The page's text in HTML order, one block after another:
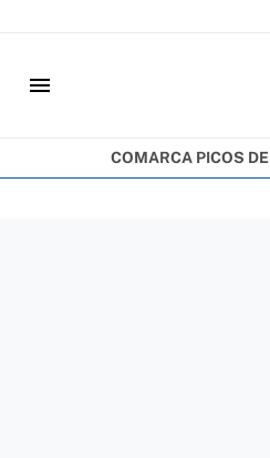
menu
COMARCA PICOS